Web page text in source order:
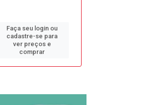
Faça seu login ou
cadastre-se para
ver preços e
comprar